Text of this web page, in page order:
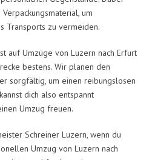
um
Transports zu vermeiden.
auf Umzüge von Luzern nach Erfurt
bestens. Wir planen den
sorgfältig, um einen reibungslosen
dich also entspannt
Umzug freuen.
Schreiner Luzern, wenn du
Umzug von Luzern nach